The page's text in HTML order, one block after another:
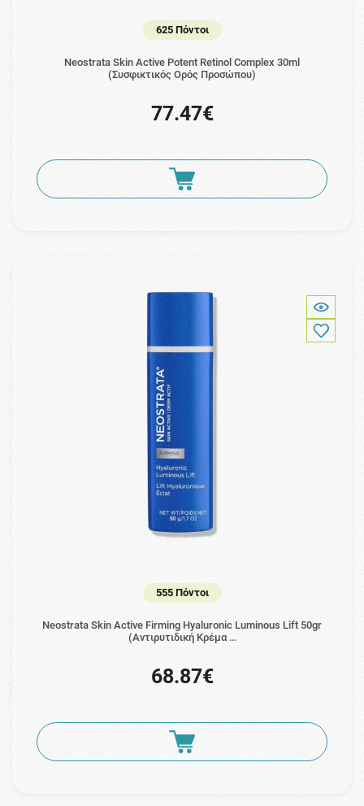
625 Πόντοι
Neostrata Skin Active Potent Retinol Complex 30ml
(Συσφικτικός Ορός Προσώπου)
77.47€
555 Πόντοι
Neostrata Skin Active Firming Hyaluronic Luminous Lift 50gr
(Αντιρυτιδική Κρέμα …
68.87€